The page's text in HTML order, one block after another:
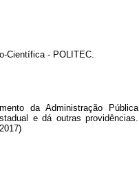
Científica - POLITEC.
da Administração Pública
e dá outras providências.